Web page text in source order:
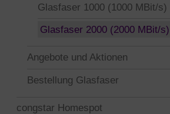
Glasfaser 1000 (1000 MBit/s)
Glasfaser 2000 (2000 MBit/s)
Angebote und Aktionen
Bestellung Glasfaser
congstar Homespot